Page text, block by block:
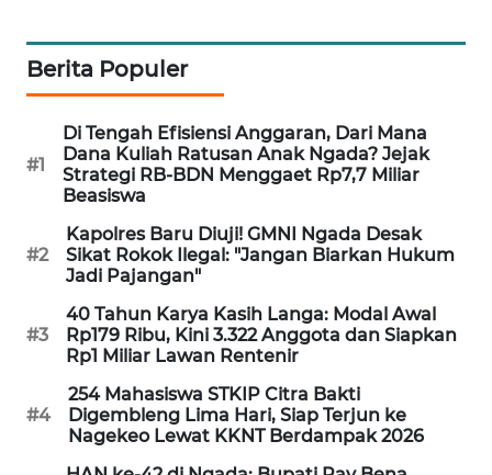
Berita Populer
#1
Di Tengah Efisiensi Anggaran, Dari Mana
Dana Kuliah Ratusan Anak Ngada? Jejak
Strategi RB-BDN Menggaet Rp7,7 Miliar
Beasiswa
#2
Kapolres Baru Diuji! GMNI Ngada Desak
Sikat Rokok Ilegal: "Jangan Biarkan Hukum
Jadi Pajangan"
#3
40 Tahun Karya Kasih Langa: Modal Awal
Rp179 Ribu, Kini 3.322 Anggota dan Siapkan
Rp1 Miliar Lawan Rentenir
#4
254 Mahasiswa STKIP Citra Bakti
Digembleng Lima Hari, Siap Terjun ke
Nagekeo Lewat KKNT Berdampak 2026
SONYA
ASA